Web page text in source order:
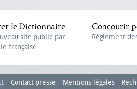
le Dictionnaire
site publié par
française
Concourir
Règlement
Contact presse Mentions légales